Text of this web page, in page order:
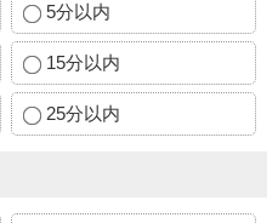
5分以内
15分以内
25分以内